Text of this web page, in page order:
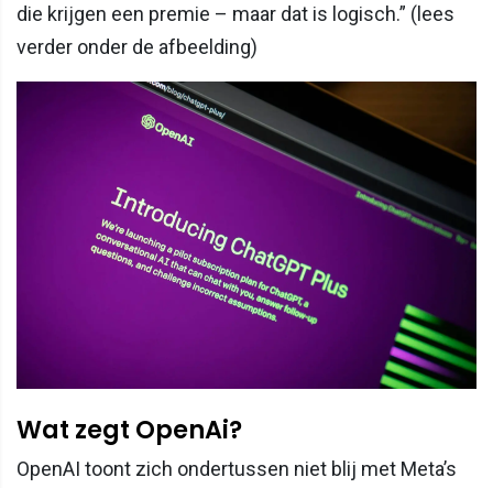
die krijgen een premie – maar dat is logisch.” (lees
verder onder de afbeelding)
Wat zegt OpenAi?
OpenAI toont zich ondertussen niet blij met Meta’s